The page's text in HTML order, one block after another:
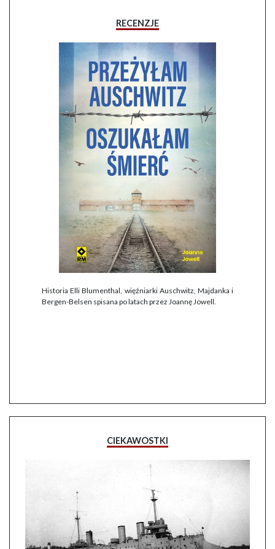
RECENZJE
Historia Elli Blumenthal, więźniarki Auschwitz, Majdanka i
Bergen-Belsen spisana po latach przez Joannę Jowell.
CIEKAWOSTKI